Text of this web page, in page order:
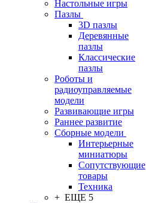
Настольные игры
Пазлы
3D пазлы
Деревянные
пазлы
Классические
пазлы
Роботы и
радиоуправляемые
модели
Развивающие игры
Раннее развитие
Сборные модели
Интерьерные
миниатюры
Сопутствующие
товары
Техника
+ ЕЩЕ 5